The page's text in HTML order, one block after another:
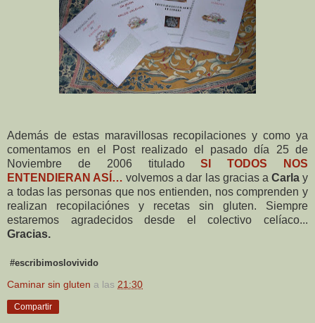
Además de estas maravillosas recopilaciones y como ya
comentamos en el Post realizado el pasado día 25 de
Noviembre de 2006 tituladoSI TODOS NOS
ENTENDIERAN ASÍ… volvemos a dar las gracias a Carlay
a todas las personas que nos entienden, nos comprenden y
realizan recopilaciónes y recetas sin gluten. Siempre
estaremos agradecidos desde el colectivo celíaco...
Gracias.
#escribimoslovivido
Caminar sin gluten a las 21:30
Compartir